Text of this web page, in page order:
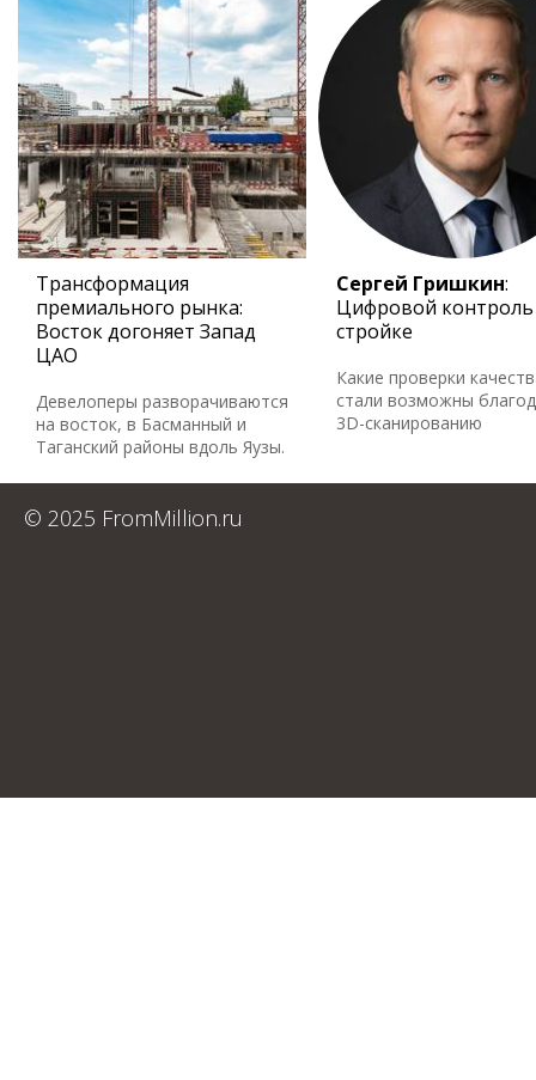
Трансформация
премиального рынка:
Восток догоняет Запад
ЦАО
Девелоперы разворачиваются
на восток, в Басманный и
Таганский районы вдоль Яузы.
Сергей Гришкин:
Цифровой
стройке
Какие проверки
стали возможны
3D-сканированию
© 2025 FromMillion.ru